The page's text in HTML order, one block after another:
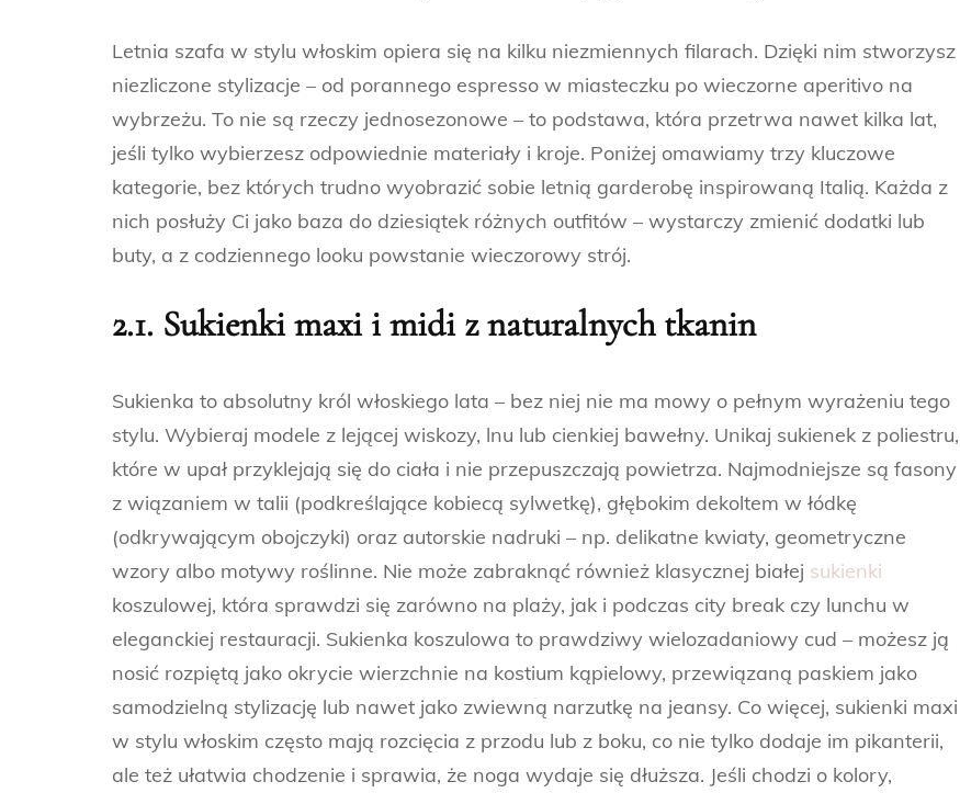
Letnia szafa w stylu włoskim opiera się na kilku niezmiennych filarach. Dzięki nim stworzysz
niezliczone stylizacje – od porannego espresso w miasteczku po wieczorne aperitivo na
wybrzeżu. To nie są rzeczy jednosezonowe – to podstawa, która przetrwa nawet kilka lat,
jeśli tylko wybierzesz odpowiednie materiały i kroje. Poniżej omawiamy trzy kluczowe
kategorie, bez których trudno wyobrazić sobie letnią garderobę inspirowaną Italią. Każda z
nich posłuży Ci jako baza do dziesiątek różnych outfitów – wystarczy zmienić dodatki lub
buty, a z codziennego looku powstanie wieczorowy strój.
2.1. Sukienki maxi i midi z naturalnych tkanin
Sukienka to absolutny król włoskiego lata – bez niej nie ma mowy o pełnym wyrażeniu tego
stylu. Wybieraj modele z lejącej wiskozy, lnu lub cienkiej bawełny. Unikaj sukienek z poliestru,
które w upał przyklejają się do ciała i nie przepuszczają powietrza. Najmodniejsze są fasony
z wiązaniem w talii (podkreślające kobiecą sylwetkę), głębokim dekoltem w łódkę
(odkrywającym obojczyki) oraz autorskie nadruki – np. delikatne kwiaty, geometryczne
wzory albo motywy roślinne. Nie może zabraknąć również klasycznej białej sukienki
koszulowej, która sprawdzi się zarówno na plaży, jak i podczas city break czy lunchu w
eleganckiej restauracji. Sukienka koszulowa to prawdziwy wielozadaniowy cud – możesz ją
nosić rozpiętą jako okrycie wierzchnie na kostium kąpielowy, przewiązaną paskiem jako
samodzielną stylizację lub nawet jako zwiewną narzutkę na jeansy. Co więcej, sukienki maxi
w stylu włoskim często mają rozcięcia z przodu lub z boku, co nie tylko dodaje im pikanterii,
ale też ułatwia chodzenie i sprawia, że noga wydaje się dłuższa. Jeśli chodzi o kolory,